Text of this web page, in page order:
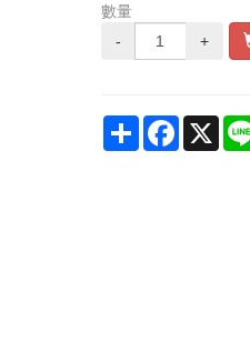
數量
-
+
ShareFacebook
X